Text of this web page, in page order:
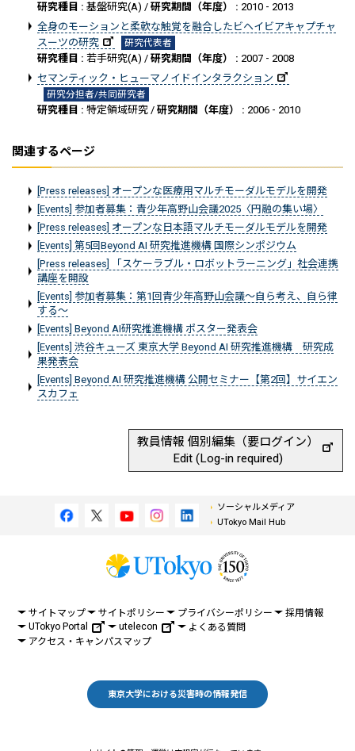
研究種目 : 基盤研究(A) / 研究期間（年度） : 2010 - 2013
全身のモーションと柔軟な触覚を融合したビヘイビアキャプチャ
スーツの研究
研究代表者
研究種目 : 若手研究(A) / 研究期間（年度） : 2007 - 2008
セマンティック・ヒューマノイドインタラクション
研究分担者/共同研究者
研究種目 : 特定領域研究 / 研究期間（年度） : 2006 - 2010
関連するページ
[Press releases] オープンな医療用マルチモーダルモデルを開発
[Events] 参加者募集：青少年高野山会議2025〈円融の集い場〉
[Press releases] オープンな日本語マルチモーダルモデルを開発
[Events] 第5回Beyond AI 研究推進機構 国際シンポジウム
[Press releases] 「スケーラブル・ロボットラーニング」社会連携
講座を開設
[Events] 参加者募集：第1回青少年高野山会議～自ら考え、自ら律
する～
[Events] Beyond AI研究推進機構 ポスター発表会
[Events] 渋谷キューズ 東京大学 Beyond AI 研究推進機構 研究成
果発表会
[Events] Beyond AI 研究推進機構 公開セミナー【第2回】サイエン
スカフェ
教員情報 個別編集（要ログイン）
Edit (Log-in required)
ソーシャルメディア
UTokyo Mail Hub
サイトマップ サイトポリシー プライバシーポリシー
採用情報
UTokyo Portal
utelecon
よくある質問
アクセス・キャンパスマップ
東京大学における災害時の情報発信